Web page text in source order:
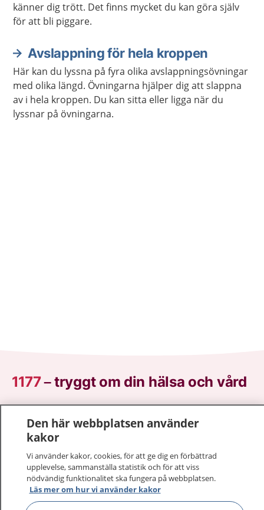
känner dig trött. Det finns mycket du kan göra själv
för att bli piggare.
Avslappning för hela kroppen
Här kan du lyssna på fyra olika avslappningsövningar
med olika längd. Övningarna hjälper dig att slappna
av i hela kroppen. Du kan sitta eller ligga när du
lyssnar på övningarna.
1177–tryggt om din hälsa och vård
På 1177.se får du råd om hälsa och information om
sjukdomar och vilka mottagningar du kan kontakta.
Logga in för att läsa din journal och göra dina
vårdärenden. Ring telefonnummer 1177 för
sjukvårdsrådgivning dygnet runt.
1177 ger dig råd när du vill må bättre.
Den här webbplatsen använder
kakor
Vi använder kakor, cookies, för att ge dig en förbättrad
upplevelse, sammanställa statistik och för att viss
nödvändig funktionalitet ska fungera på webbplatsen.
Läs mer om hur vi använder kakor